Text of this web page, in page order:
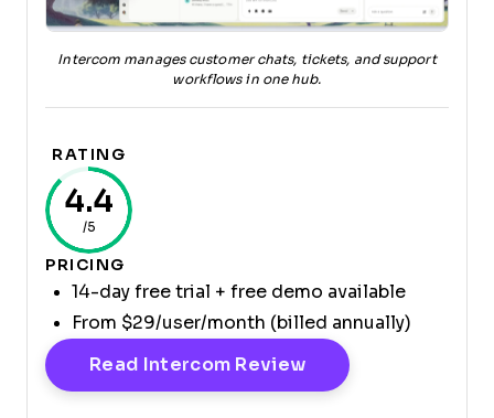
Intercom manages customer chats, tickets, and support
workflows in one hub.
RATING
4.4
/5
PRICING
14-day free trial + free demo available
From $29/user/month (billed annually)
Read Intercom ReviewOpens New